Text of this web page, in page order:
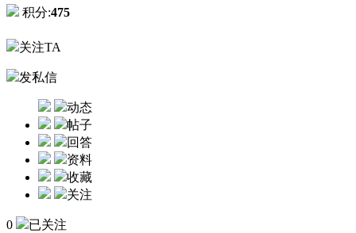
积分:475
关注TA
发私信
动态
帖子
回答
资料
收藏
关注
0 已关注